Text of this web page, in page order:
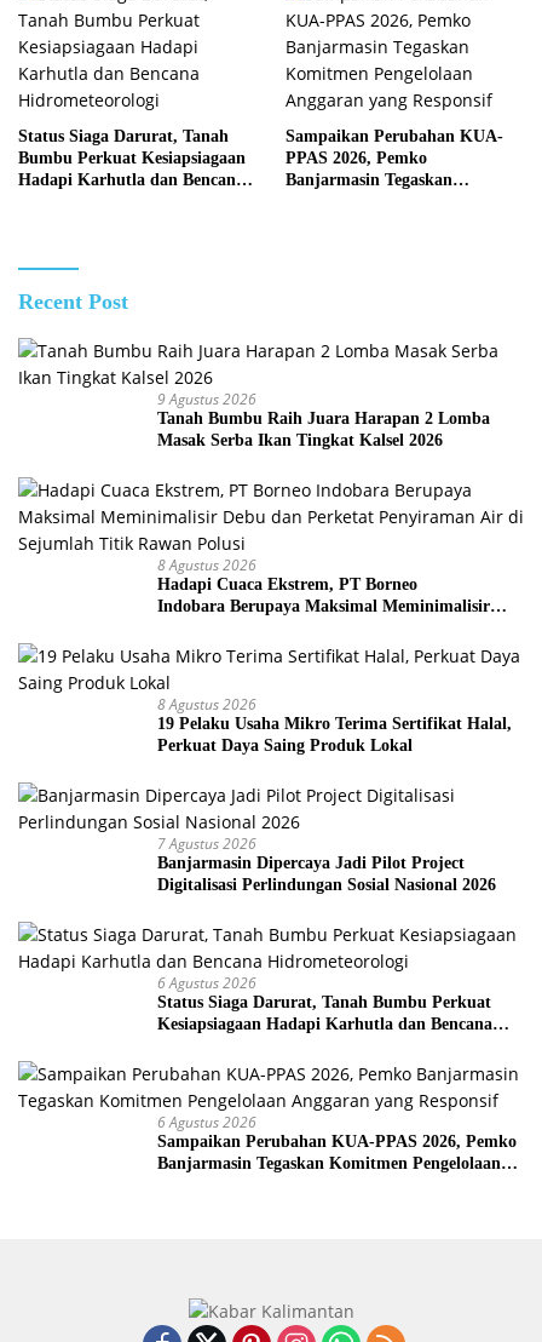
Status Siaga Darurat, Tanah
Bumbu Perkuat Kesiapsiagaan
Hadapi Karhutla dan Bencana
Sampaikan Perubahan KUA-
PPAS 2026, Pemko
Banjarmasin Tegaskan
Recent Post
9 Agustus 2026
Tanah Bumbu Raih Juara Harapan 2 Lomba
Masak Serba Ikan Tingkat Kalsel 2026
8 Agustus 2026
Hadapi Cuaca Ekstrem, PT Borneo
Indobara Berupaya Maksimal Meminimalisir
Titik Rawan Polusi
8 Agustus 2026
19 Pelaku Usaha Mikro Terima Sertifikat Halal,
Perkuat Daya Saing Produk Lokal
7 Agustus 2026
Banjarmasin Dipercaya Jadi Pilot Project
Digitalisasi Perlindungan Sosial Nasional 2026
6 Agustus 2026
Status Siaga Darurat, Tanah Bumbu Perkuat
Kesiapsiagaan Hadapi Karhutla dan Bencana
6 Agustus 2026
Sampaikan Perubahan KUA-PPAS 2026, Pemko
Banjarmasin Tegaskan Komitmen Pengelolaan